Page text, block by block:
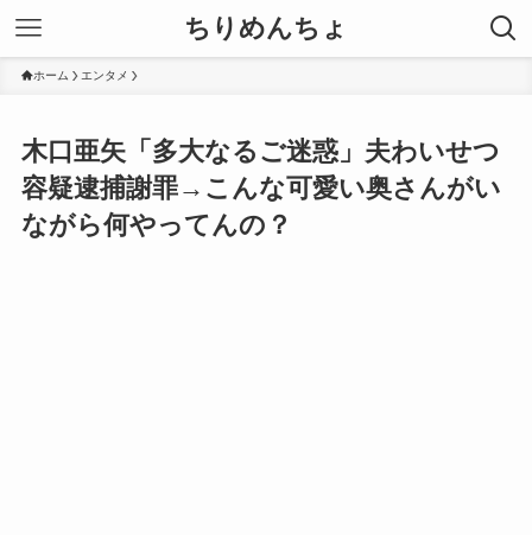
ちりめんちょ
ホーム エンタメ
木口亜矢「多大なるご迷惑」夫わいせつ
容疑逮捕謝罪→こんな可愛い奥さんがい
ながら何やってんの？